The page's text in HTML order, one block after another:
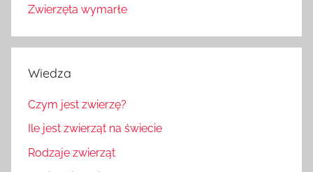
Zwierzęta wymarłe
Wiedza
Czym jest zwierzę?
Ile jest zwierząt na świecie
Rodzaje zwierząt